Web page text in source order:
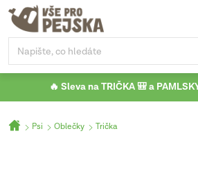
Přejít
obsah
🔥 Sleva na TRIČKA 🎒 a
Domů
Psi Oblečky Trička